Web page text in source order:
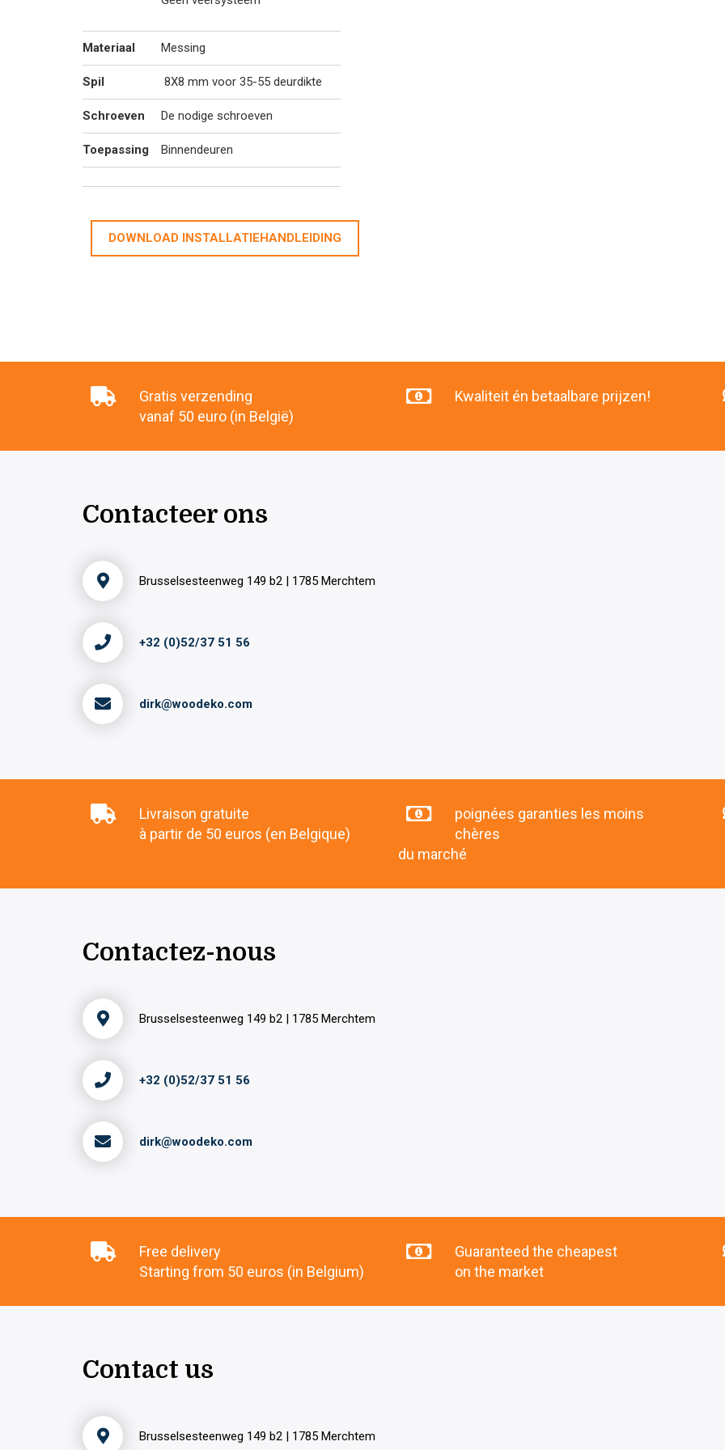
Materiaal Messing
Spil 8X8 mm voor 35-55 deurdikte
Schroeven De nodige schroeven
Toepassing Binnendeuren
DOWNLOAD INSTALLATIEHANDLEIDING
Gratis verzending
vanaf 50 euro (in België)
Kwaliteit én betaalbare prijzen!
Contacteer ons
Brusselsesteenweg 149 b2 | 1785 Merchtem
+32 (0)52/37 51 56
dirk@woodeko.com
Livraison gratuite
à partir de 50 euros (en Belgique)
poignées garanties les moins
chères
du marché
Contactez-nous
Brusselsesteenweg 149 b2 | 1785 Merchtem
+32 (0)52/37 51 56
dirk@woodeko.com
Free delivery
Starting from 50 euros (in Belgium)
Guaranteed the cheapest
on the market
Contact us
Brusselsesteenweg 149 b2 | 1785 Merchtem